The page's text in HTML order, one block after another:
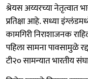
श्रेयस अय्यरच्या नेतृत्वात
प्रतिक्षा आहे. सध्या
कामगिरी निराशाजनक
पहिला सामना पावसामुळे
टी२० सामन्यात भारतीय